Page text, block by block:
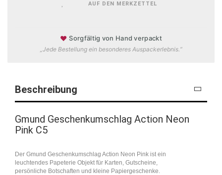
AUF DEN MERKZETTEL
♥ Sorgfältig von Hand verpackt
„Jede Bestellung ein besonderes Auspackerlebnis.“
Beschreibung
Gmund Geschenkumschlag Action Neon
Pink C5
Der Gmund Geschenkumschlag Action Neon Pink ist ein
leuchtendes Papeterie Objekt für Karten, Gutscheine,
persönliche Botschaften und kleine Papiergeschenke.